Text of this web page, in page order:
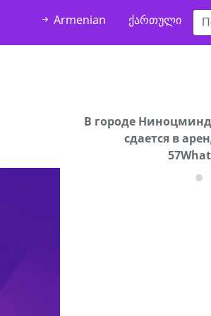
Armenian ქართული
В городе
cдается в
Продается машина